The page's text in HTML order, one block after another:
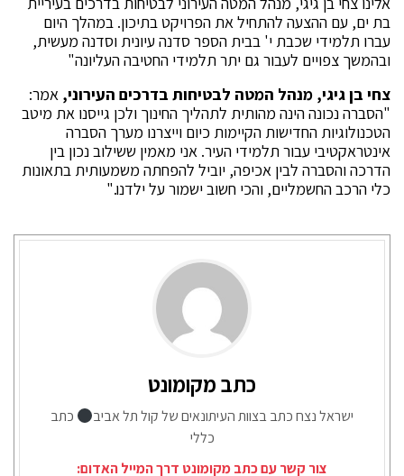
בת ים, עם ההצעה להתחיל את הפרויקט בתיכון. במהלך היום
עברו תלמידי שכבת י' בבית הספר סדנה עיונית וסדנה מעשית,
ובהמשך צפויים לעבור גם יתר תלמידי החטיבה העליונה"
צחי בן גיגי, מנהל המטה לבטיחות בדרכים העירוני, אמר:
"הסברה נכונה הינה מהותית לתהליך החינוך ולכן גייסנו את מיטב
הטכנולוגיות החדישות הקיימות כיום וייצרנו מערך הסברה
אינטראקטיבי עבור תלמידי העיר. אני מאמין ששילוב נכון בין
הדרכה והסברה לבין אכיפה, יוביל להפחתה משמעותית בתאונות
כלי הרכב החשמליים, והכי חשוב ישמור על ילדנו."
כתב מקומונט
ישראל נצח כתב בצוות העיתונאים של קול תל אביב
כתב
כללי
צור קשר עם כתב מקומונט דרך המייל האדום: